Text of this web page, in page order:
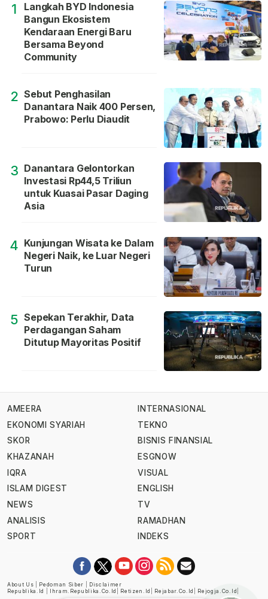
1
Langkah BYD Indonesia
Bangun Ekosistem
Kendaraan Energi Baru
Bersama Beyond
Community
2 Sebut Penghasilan
Danantara Naik 400 Persen,
Prabowo: Perlu Diaudit
3 Danantara Gelontorkan
Investasi Rp44,5 Triliun
untuk Kuasai Pasar Daging
Asia
4 Kunjungan Wisata ke Dalam
Negeri Naik, ke Luar Negeri
Turun
5 Sepekan Terakhir, Data
Perdagangan Saham
Ditutup Mayoritas Positif
AMEERA
EKONOMI SYARIAH
SKOR
KHAZANAH
IQRA
ISLAM DIGEST
NEWS
ANALISIS
SPORT
INTERNASIONAL
TEKNO
BISNIS FINANSIAL
ESGNOW
VISUAL
ENGLISH
TV
RAMADHAN
INDEKS
About Us Pedoman Siber
Disclaimer
Republika.id
Ihram.republika.co.id Retizen.id Rejabar.co.id Rejogja.co.id